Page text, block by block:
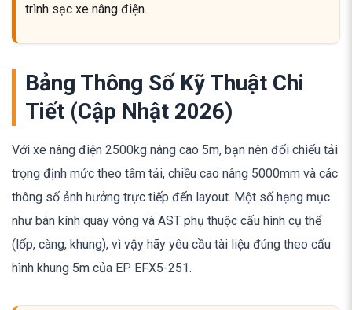
trình sạc xe nâng điện.
Bảng Thông Số Kỹ Thuật Chi
Tiết (Cập Nhật 2026)
Với xe nâng điện 2500kg nâng cao 5m, bạn nên đối chiếu tải
trọng định mức theo tâm tải, chiều cao nâng 5000mm và các
thông số ảnh hưởng trực tiếp đến layout. Một số hạng mục
như bán kính quay vòng và AST phụ thuộc cấu hình cụ thể
(lốp, càng, khung), vì vậy hãy yêu cầu tài liệu đúng theo cấu
hình khung 5m của EP EFX5-251.